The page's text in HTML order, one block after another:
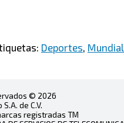
Deportes,
© 2026
de C.V.
registradas TM